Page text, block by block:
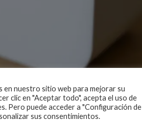
en nuestro sitio web para mejorar su
clic en "Aceptar todo", acepta el uso de
Pero puede acceder a "Configuración de
sus consentimientos.